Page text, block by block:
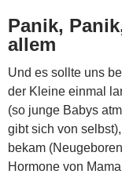
Panik,
allem
Und es sollte uns
der Kleine einmal
(so junge Babys
gibt sich von
bekam
Hormone von